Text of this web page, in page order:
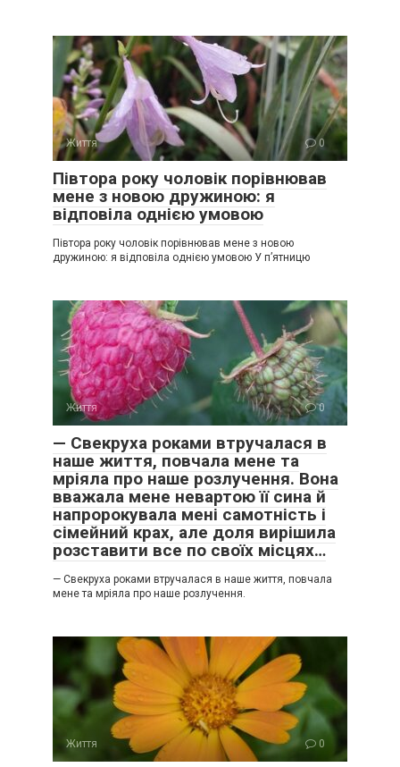
Життя 0
Півтора року чоловік порівнював
мене з новою дружиною: я
відповіла однією умовою
Півтора року чоловік порівнював мене з новою
дружиною: я відповіла однією умовою У п’ятницю
Життя 0
— Свекруха роками втручалася в
наше життя, повчала мене та
мріяла про наше розлучення. Вона
вважала мене невартою її сина й
напророкувала мені самотність і
сімейний крах, але доля вирішила
розставити все по своїх місцях…
— Свекруха роками втручалася в наше життя, повчала
мене та мріяла про наше розлучення.
Життя 0